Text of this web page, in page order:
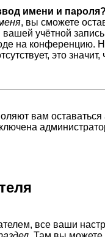
имени и пароля?
, вы сможете
вашей учётной
на конференцию.
это
вам
все ваши